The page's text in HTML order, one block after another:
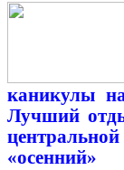
каникулы
Лучший